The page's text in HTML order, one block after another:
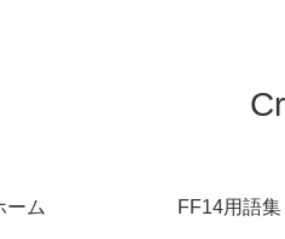
ーム FF14用語集